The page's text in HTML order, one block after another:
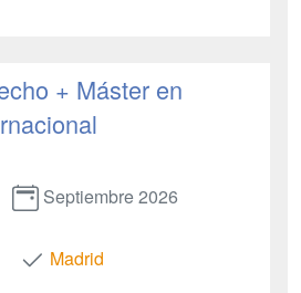
+ Máster en
Septiembre 2026
Madrid